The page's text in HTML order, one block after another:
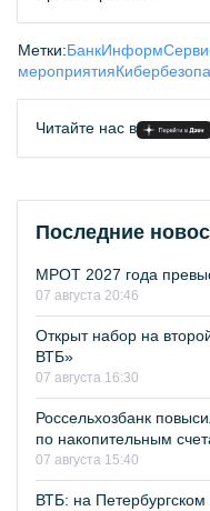
Метки:
мероприятия
Читайте нас в
Последние
МРОТ 2027 года
07 августа 20:46
Открыт набор на
ВТБ»
07 августа 16:30
Россельхозбанк
по накопительным
07 августа 15:40
ВТБ: на